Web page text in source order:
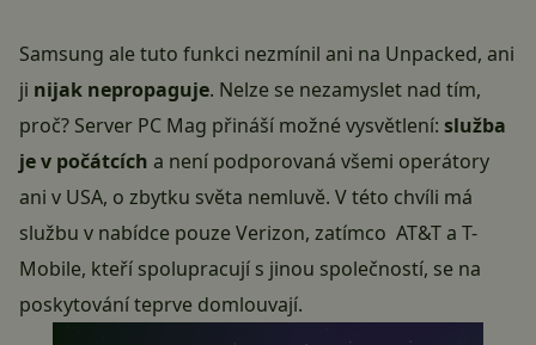
Samsung ale tuto funkci nezmínil ani na Unpacked, ani
ji nijak nepropaguje. Nelze se nezamyslet nad tím,
proč? Server PC Mag přináší možné vysvětlení: služba
je v počátcích a není podporovaná všemi operátory
ani v USA, o zbytku světa nemluvě. V této chvíli má
službu v nabídce pouze Verizon, zatímco AT&T a T-
Mobile, kteří spolupracují s jinou společností, se na
poskytování teprve domlouvají.